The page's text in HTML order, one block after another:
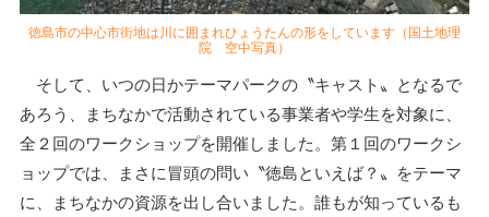
徳島市の中心市街地は川に囲まれひょうたんの形をしています（国土地理
院 空中写真）
そして、いつの日かテーマパークの〝キャスト〟となるで
あろう、まちなかで活動されている事業者や学生を対象に、
全２回のワークショップを開催しました。第１回のワークシ
ョップでは、まさに冒頭の問い〝徳島といえば？〟をテーマ
に、まちなかの資源を出し合いました。誰もが知っているも